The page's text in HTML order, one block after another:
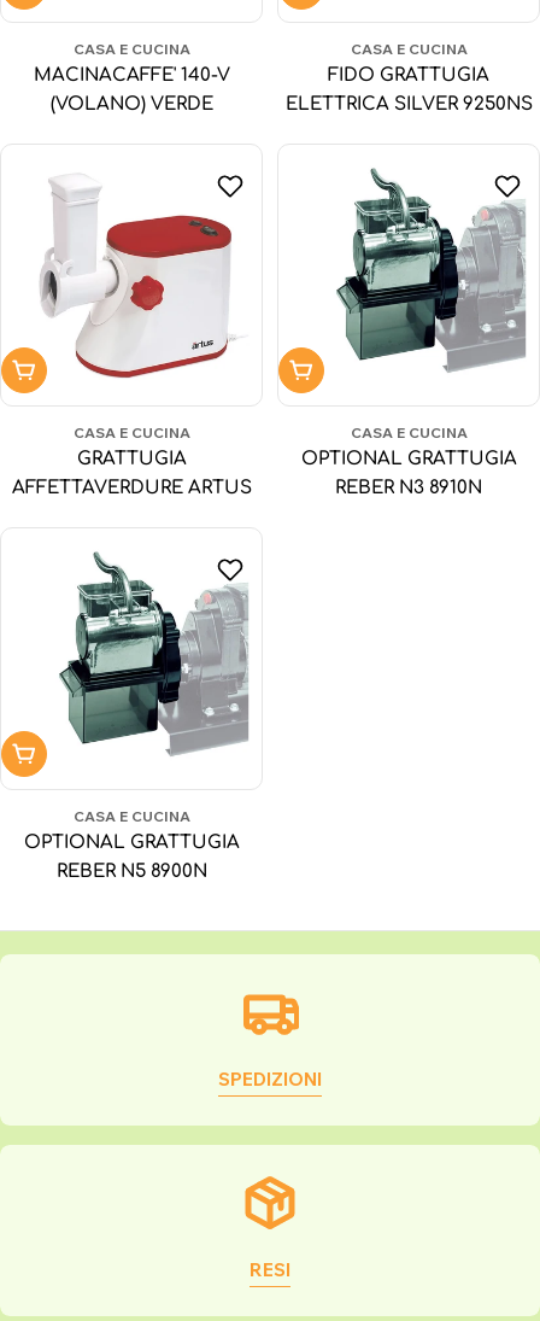
CASA E CUCINA
MACINACAFFE' 140-V
(VOLANO) VERDE
CASA E CUCINA
FIDO GRATTUGIA
ELETTRICA SILVER 9250NS
Aggiungi al carrello
CASA E CUCINA
GRATTUGIA
AFFETTAVERDURE ARTUS
Aggiungi al carrello
CASA E CUCINA
OPTIONAL GRATTUGIA
REBER N3 8910N
Aggiungi al carrello
CASA E CUCINA
OPTIONAL GRATTUGIA
REBER N5 8900N
SPEDIZIONI
RESI